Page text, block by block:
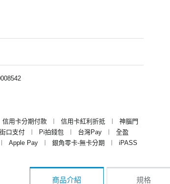
信用卡分期付款 ︱ 信用卡紅利折抵 ︱
神腦門
街口支付 ︱ Pi拍錢包 ︱ 台灣Pay ︱
全盈
︱ Apple Pay ︱ 銀角零卡-無卡分期 ︱
iPASS
商品介紹 規格